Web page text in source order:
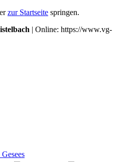
zur Startseite springen.
| Online: https://www.vg-